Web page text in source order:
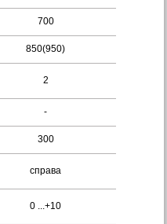
700
850(950)
2
-
300
справа
0 ...+10